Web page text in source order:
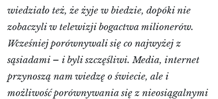
wiedziało też, że żyje w biedzie, dopóki nie
zobaczyli w telewizji bogactwa milionerów.
Wcześniej porównywali się co najwyżej z
sąsiadami – i byli szczęśliwi. Media, internet
przynoszą nam wiedzę o świecie, ale i
możliwość porównywania się z nieosiągalnymi